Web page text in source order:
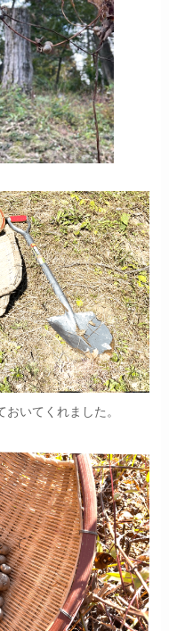
いてくれました。